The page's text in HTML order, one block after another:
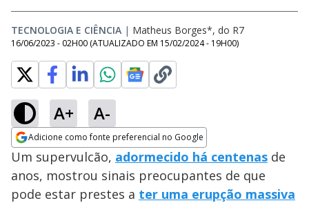
TECNOLOGIA E CIÊNCIA | Matheus Borges*, do R7
16/06/2023 - 02H00 (ATUALIZADO EM 15/02/2024 - 19H00)
A+ A-
Adicione como fonte preferencial no Google
Opens in new window
Um supervulcão, adormecido há centenas de
anos, mostrou sinais preocupantes de que
pode estar prestes a ter uma erupção massiva